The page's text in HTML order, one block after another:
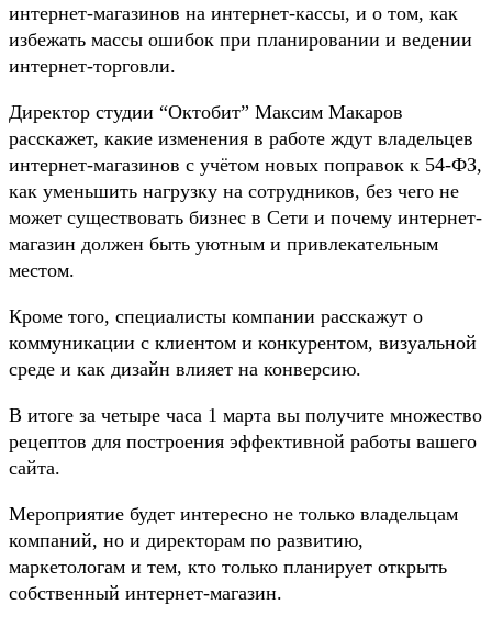
интернет-магазинов на интернет-кассы, и о том, как
избежать массы ошибок при планировании и ведении
интернет-торговли.
Директор студии “Октобит” Максим Макаров
расскажет, какие изменения в работе ждут владельцев
интернет-магазинов с учётом новых поправок к 54-ФЗ,
как уменьшить нагрузку на сотрудников, без чего не
может существовать бизнес в Сети и почему интернет-
магазин должен быть уютным и привлекательным
местом.
Кроме того, специалисты компании расскажут о
коммуникации с клиентом и конкурентом, визуальной
среде и как дизайн влияет на конверсию.
В итоге за четыре часа 1 марта вы получите множество
рецептов для построения эффективной работы вашего
сайта.
Мероприятие будет интересно не только владельцам
компаний, но и директорам по развитию,
маркетологам и тем, кто только планирует открыть
собственный интернет-магазин.